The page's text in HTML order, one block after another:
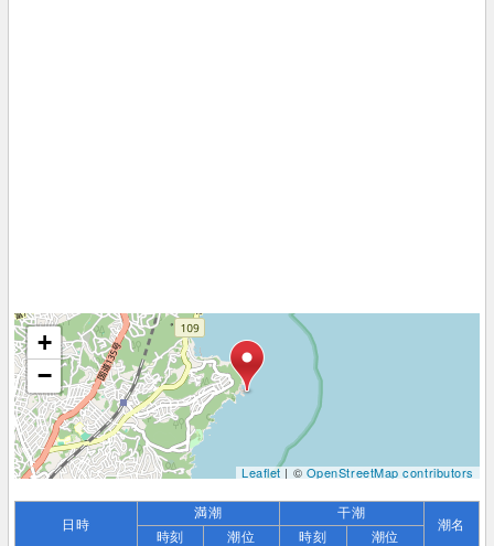
+
−
Leaflet| ©OpenStreetMap contributors
日時
満潮 干潮
潮名
時刻 潮位 時刻
潮位